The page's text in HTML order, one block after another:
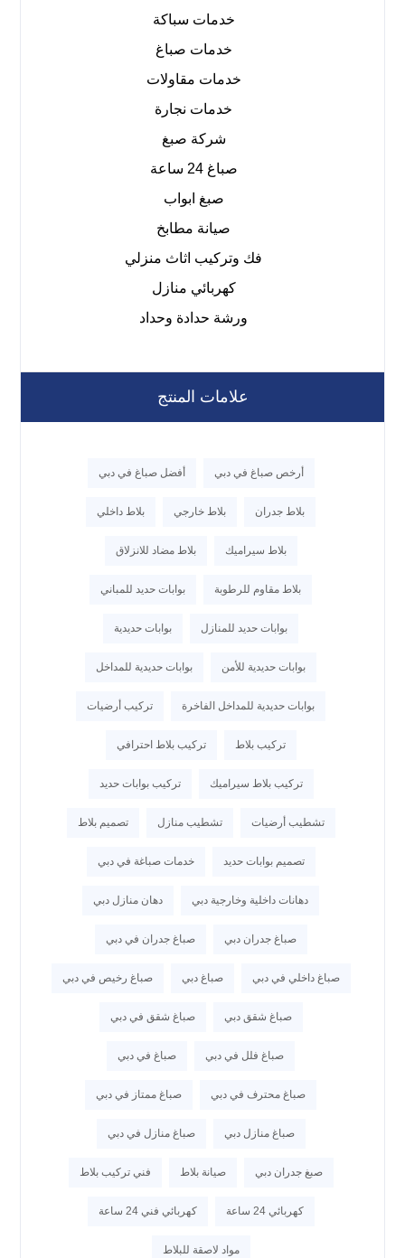
خدمات سباكة
خدمات صباغ
خدمات مقاولات
خدمات نجارة
شركة صبغ
صباغ 24 ساعة
صبغ ابواب
صيانة مطابخ
فك وتركيب اثاث منزلي
كهربائي منازل
ورشة حدادة وحداد
علامات المنتج
أرخص صباغ في دبي أفضل صباغ في دبي
بلاط جدران بلاط خارجي بلاط داخلي
بلاط سيراميك بلاط مضاد للانزلاق
بلاط مقاوم للرطوبة بوابات حديد للمباني
بوابات حديد للمنازل بوابات حديدية
بوابات حديدية للأمن بوابات حديدية للمداخل
بوابات حديدية للمداخل الفاخرة تركيب أرضيات
تركيب بلاط تركيب بلاط احترافي
تركيب بلاط سيراميك تركيب بوابات حديد
تشطيب أرضيات تشطيب منازل تصميم بلاط
تصميم بوابات حديد خدمات صباغة في دبي
دهانات داخلية وخارجية دبي دهان منازل دبي
صباغ جدران دبي صباغ جدران في دبي
صباغ داخلي في دبي صباغ دبي صباغ رخيص في دبي
صباغ شقق دبي صباغ شقق في دبي
صباغ فلل في دبي صباغ في دبي
صباغ محترف في دبي صباغ ممتاز في دبي
صباغ منازل دبي صباغ منازل في دبي
صبغ جدران دبي صيانة بلاط فني تركيب بلاط
كهربائي 24 ساعة كهربائي فني 24 ساعة
مواد لاصقة للبلاط